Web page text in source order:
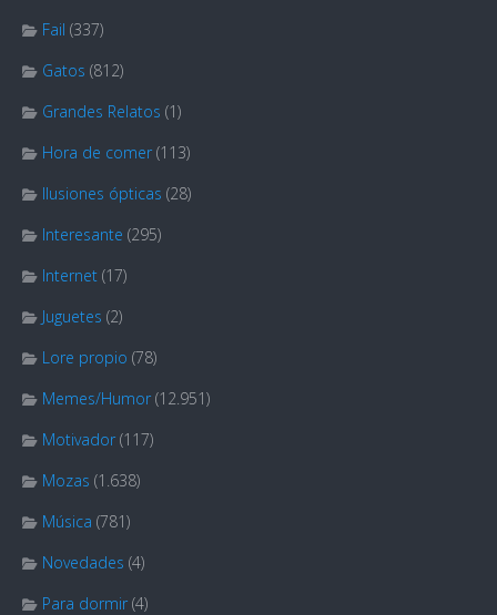
Fail (337)
Gatos (812)
Grandes Relatos (1)
Hora de comer (113)
Ilusiones ópticas (28)
Interesante (295)
Internet (17)
Juguetes (2)
Lore propio (78)
Memes/Humor (12.951)
Motivador (117)
Mozas (1.638)
Música (781)
Novedades (4)
Para dormir (4)